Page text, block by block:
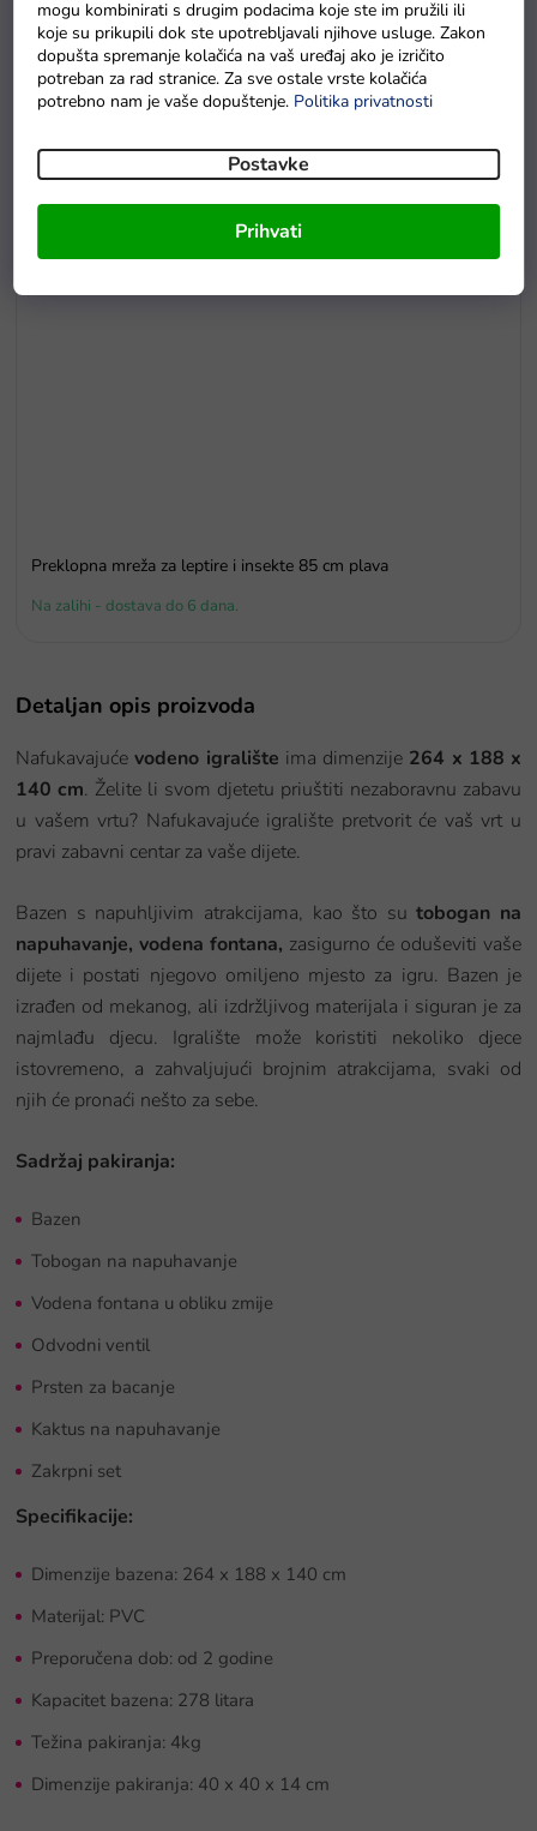
mogu kombinirati s drugim podacima koje ste im pružili ili
koje su prikupili dok ste upotrebljavali njihove usluge. Zakon
dopušta spremanje kolačića na vaš uređaj ako je izričito
potreban za rad stranice. Za sve ostale vrste kolačića
potrebno nam je vaše dopuštenje. Politika privatnosti
Postavke
Prihvati
E5
Drvene puzzle s brojevima magnetna šipka i ribice
Preklopna mreža za leptire i insekte 85 cm plava
Na zalihi - dostava do 6 dana.
Detaljan opis proizvoda
Nafukavajućevodeno igralište ima dimenzije 264 x 188 x
140 cm. Želite li svom djetetu priuštiti nezaboravnu zabavu
u vašem vrtu? Nafukavajuće igralište pretvorit će vaš vrt u
pravi zabavni centar za vaše dijete.
Bazen s napuhljivim atrakcijama, kao što sutobogan na
napuhavanje, vodena fontana, zasigurno će oduševiti vaše
dijete i postati njegovo omiljeno mjesto za igru. Bazen je
izrađen od mekanog, ali izdržljivog materijala i siguran je za
najmlađu djecu. Igralište može koristiti nekoliko djece
istovremeno, a zahvaljujući brojnim atrakcijama, svaki od
njih će pronaći nešto za sebe.
Sadržaj pakiranja:
Bazen
Tobogan na napuhavanje
Vodena fontana u obliku zmije
Odvodni ventil
Prsten za bacanje
Kaktus na napuhavanje
Zakrpni set
Specifikacije:
Dimenzije bazena: 264 x 188 x 140 cm
Materijal: PVC
Preporučena dob: od 2 godine
Kapacitet bazena: 278 litara
Težina pakiranja: 4kg
Dimenzije pakiranja: 40 x 40 x 14 cm